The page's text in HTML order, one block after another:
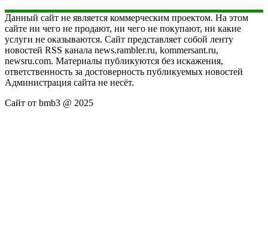
Данный сайт не является коммерческим проектом. На этом
сайте ни чего не продают, ни чего не покупают, ни какие
услуги не оказываются. Сайт представляет собой ленту
новостей RSS канала news.rambler.ru, kommersant.ru,
newsru.com. Материалы публикуются без искажения,
ответственность за достоверность публикуемых новостей
Администрация сайта не несёт.
Сайт от bmb3 @ 2025